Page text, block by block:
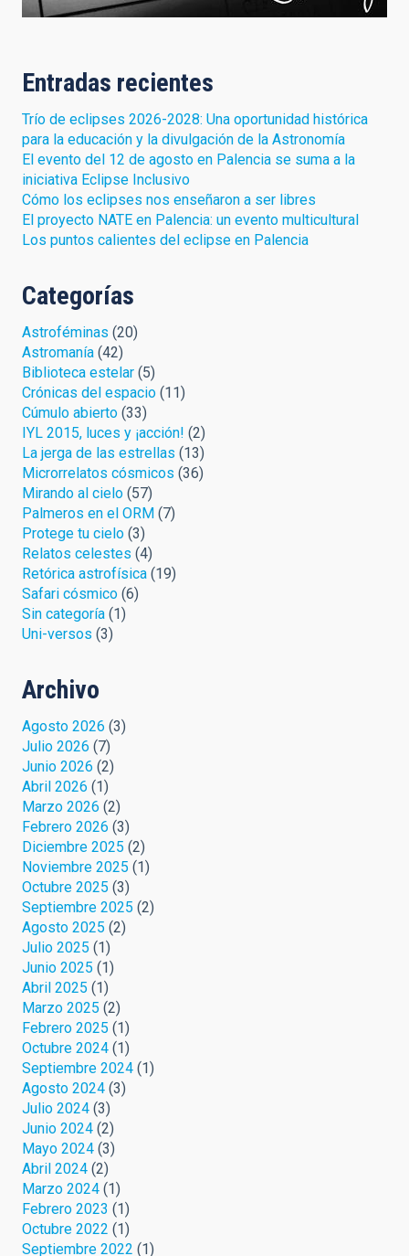
Entradas recientes
Trío de eclipses 2026-2028: Una oportunidad histórica
para la educación y la divulgación de la Astronomía
El evento del 12 de agosto en Palencia se suma a la
iniciativa Eclipse Inclusivo
Cómo los eclipses nos enseñaron a ser libres
El proyecto NATE en Palencia: un evento multicultural
Los puntos calientes del eclipse en Palencia
Categorías
Astroféminas (20)
Astromanía (42)
Biblioteca estelar (5)
Crónicas del espacio (11)
Cúmulo abierto (33)
IYL 2015, luces y ¡acción! (2)
La jerga de las estrellas (13)
Microrrelatos cósmicos (36)
Mirando al cielo (57)
Palmeros en el ORM (7)
Protege tu cielo (3)
Relatos celestes (4)
Retórica astrofísica (19)
Safari cósmico (6)
Sin categoría (1)
Uni-versos (3)
Archivo
Agosto 2026 (3)
Julio 2026 (7)
Junio 2026 (2)
Abril 2026 (1)
Marzo 2026 (2)
Febrero 2026 (3)
Diciembre 2025 (2)
Noviembre 2025 (1)
Octubre 2025 (3)
Septiembre 2025 (2)
Agosto 2025 (2)
Julio 2025 (1)
Junio 2025 (1)
Abril 2025 (1)
Marzo 2025 (2)
Febrero 2025 (1)
Octubre 2024 (1)
Septiembre 2024 (1)
Agosto 2024 (3)
Julio 2024 (3)
Junio 2024 (2)
Mayo 2024 (3)
Abril 2024 (2)
Marzo 2024 (1)
Febrero 2023 (1)
Octubre 2022 (1)
Septiembre 2022 (1)